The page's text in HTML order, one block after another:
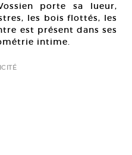
porte sa lueur,
les bois flottés, les
est présent dans ses
intime.